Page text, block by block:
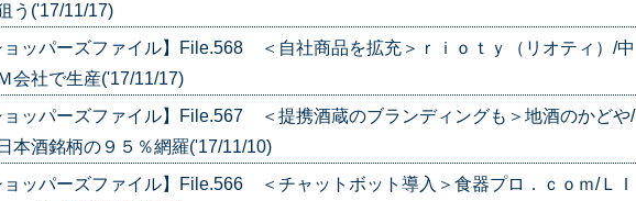
う('17/11/17)
ョッパーズファイル】File.568 ＜自社商品を拡充＞ｒｉｏｔｙ（リオティ）/中
会社で生産('17/11/17)
ョッパーズファイル】File.567 ＜提携酒蔵のブランディングも＞地酒のかどや/
本酒銘柄の９５％網羅('17/11/10)
ョッパーズファイル】File.566 ＜チャットボット導入＞食器プロ．ｃｏｍ/ＬＩ